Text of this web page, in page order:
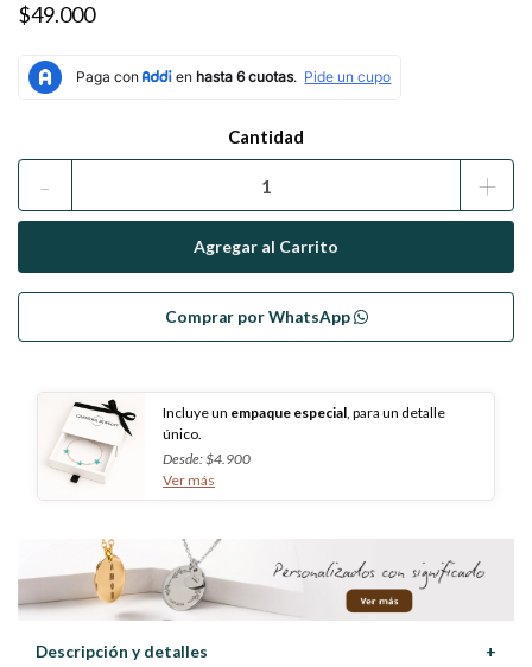
$49.000
Cantidad
- +
Comprar por WhatsApp
Incluye un empaque especial , para un detalle
único.
Desde: $4.900
Ver más
Descripción y detalles +